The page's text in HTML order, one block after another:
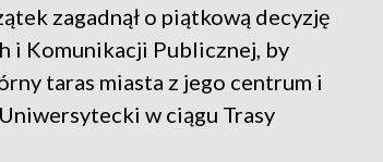
zagadnął o piątkową decyzję
i Komunikacji Publicznej, by
taras miasta z jego centrum i
w ciągu Trasy